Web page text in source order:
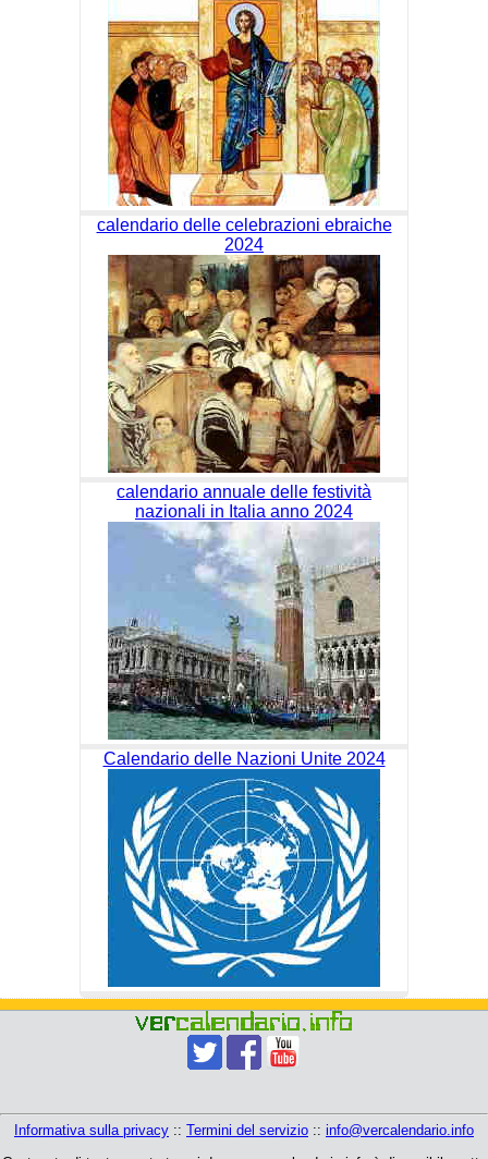
calendario delle celebrazioni ebraiche
2024
calendario annuale delle festività
nazionali in Italia anno 2024
Calendario delle Nazioni Unite 2024
Informativa sulla privacy :: Termini del servizio :: info@vercalendario.info